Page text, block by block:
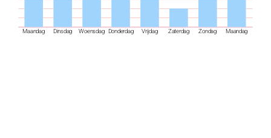
Maandag Dinsdag Woensdag Donderdag Vrijdag Zaterdag Zondag Maandag